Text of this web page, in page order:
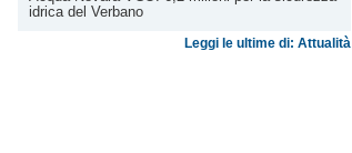
idrica del Verbano
Leggi le ultime di: Attualità